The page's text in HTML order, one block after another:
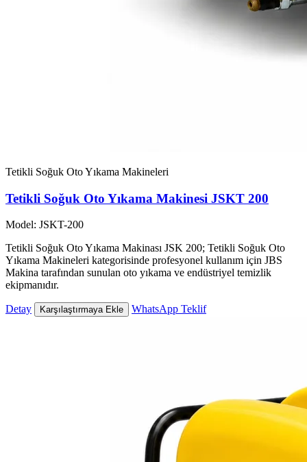
Tetikli Soğuk Oto Yıkama Makineleri
Tetikli Soğuk Oto Yıkama Makinesi JSKT 200
Model: JSKT-200
Tetikli Soğuk Oto Yıkama Makinası JSK 200; Tetikli Soğuk Oto
Yıkama Makineleri kategorisinde profesyonel kullanım için JBS
Makina tarafından sunulan oto yıkama ve endüstriyel temizlik
ekipmanıdır.
Detay Karşılaştırmaya Ekle WhatsApp Teklif